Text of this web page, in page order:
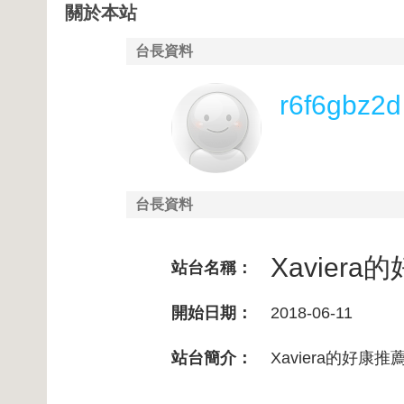
關於本站
台長資料
r6f6gbz2d
台長資料
站台名稱： Xaviera的
開始日期： 2018-06-11
站台簡介： Xaviera的好康推